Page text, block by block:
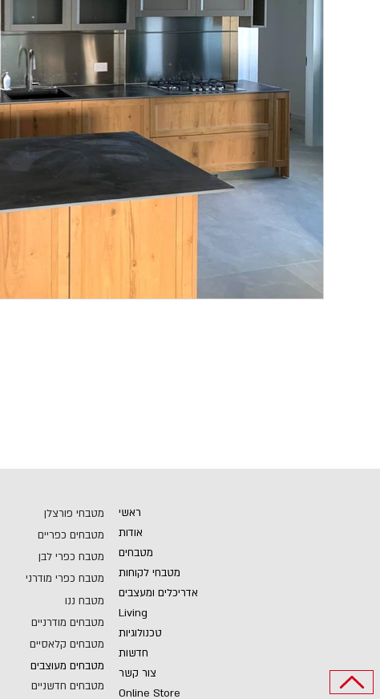
מטבחי פורצלן
מטבחים כפריים
מטבח כפרי לבן
מטבח כפרי מודרני
מטבח ננו
מטבחים מודרניים
מטבחים קלאסיים
מטבחים מעוצבים
מטבחים חדשניים
ראשי
אודות
מטבחים
מטבחי לקוחות
אדריכלים ומעצבים
Living
טכנולוגיות
חדשות
צור קשר
Online Store